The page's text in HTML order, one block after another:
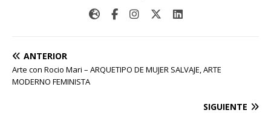
ANTERIOR
Arte con Rocio Mari – ARQUETIPO DE MUJER SALVAJE, ARTE
MODERNO FEMINISTA
SIGUIENTE